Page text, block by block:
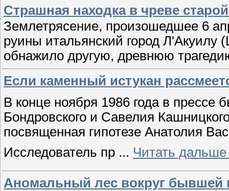
Страшная находка в чреве
Землетрясение, произошедшее 6
руины итальянский город Л'Акуилу
обнажило другую, древнюю
Если каменный истукан
В конце ноября 1986 года в прессе
Бондровского и Савелия
посвященная гипотезе Анатолия
Исследователь пр ... Читать дальше
Аномальный лес вокруг бывшей